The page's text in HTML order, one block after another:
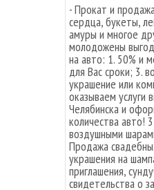
- Прокат и
сердца, букеты,
амуры и многое
молодожены
на авто: 1. 50% и
для Вас сроки; 3.
украшение или
оказываем услуги
Челябинска и
количества авто!
воздушными
Продажа
украшения на
приглашения,
свидетельства о